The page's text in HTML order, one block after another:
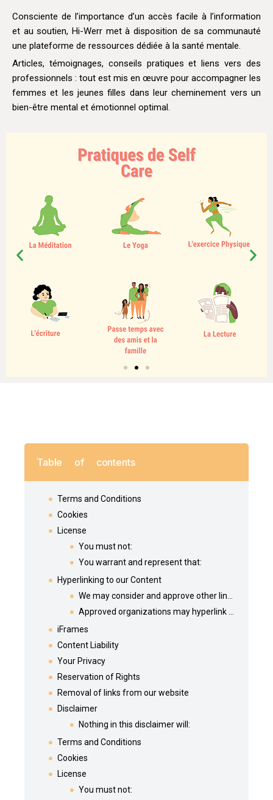
Consciente de l’importance d’un accès facile à l’information
et au soutien, Hi-Werr met à disposition de sa communauté
une plateforme de ressources dédiée à la santé mentale.
Articles, témoignages, conseils pratiques et liens vers des
professionnels : tout est mis en œuvre pour accompagner les
femmes et les jeunes filles dans leur cheminement vers un
bien-être mental et émotionnel optimal.​
Table of contents
Terms and Conditions
Cookies
License
You must not:
You warrant and represent that:
Hyperlinking to our Content
iFrames
Content Liability
Your Privacy
Reservation of Rights
Removal of links from our website
Disclaimer
Nothing in this disclaimer will:
Terms and Conditions
Cookies
License
You must not: